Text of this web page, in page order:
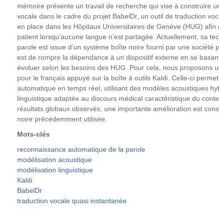
mémoire présente un travail de recherche qui vise à construire
vocale dans le cadre du projet BabelDr, un outil de traduction
en place dans les Hôpitaux Universitaires de Genève (HUG) afin
patient lorsqu’aucune langue n’est partagée. Actuellement, sa
parole est issue d’un système boîte noire fourni par une société
est de rompre la dépendance à un dispositif externe en se
évoluer selon les besoins des HUG. Pour cela, nous proposons
pour le français appuyé sur la boîte à outils Kaldi. Celle-ci
automatique en temps réel, utilisant des modèles acoustiques
linguistique adaptée au discours médical caractéristique du
résultats globaux observés, une importante amélioration est
noire précédemment utilisée.
Mots-clés
reconnaissance automatique de la parole
modélisation acoustique
modélisation linguistique
Kaldi
BabelDr
traduction vocale quasi instantanée